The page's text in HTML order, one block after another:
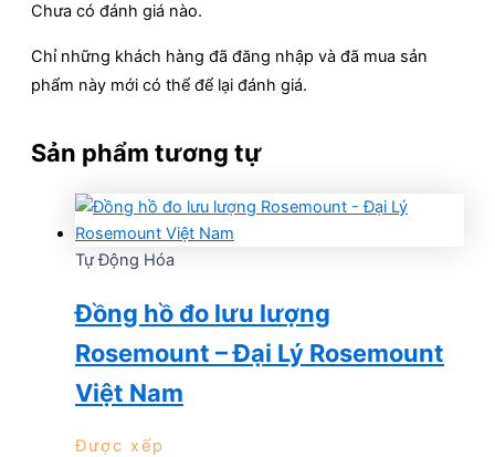
Chưa có đánh giá nào.
Chỉ những khách hàng đã đăng nhập và đã mua sản
phẩm này mới có thể để lại đánh giá.
Sản phẩm tương tự
Tự Động Hóa
Đồng hồ đo lưu lượng
Rosemount – Đại Lý Rosemount
Việt Nam
Được xếp